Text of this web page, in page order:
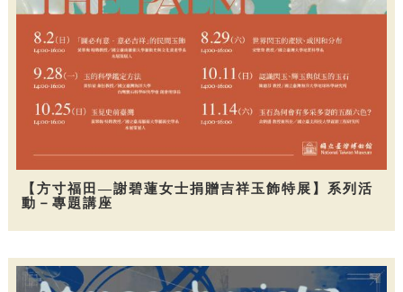
【方寸福田—謝碧蓮女士捐贈吉祥玉飾特展】系列活
動－專題講座